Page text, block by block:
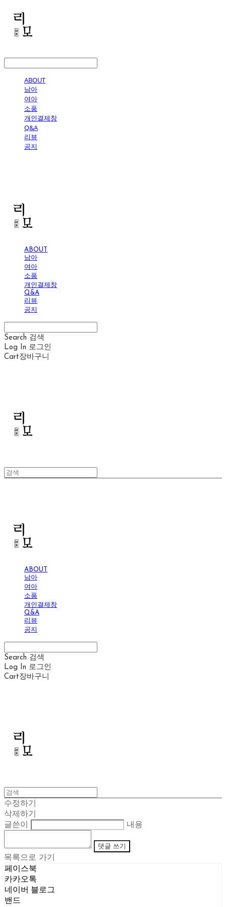
ABOUT
남아
여아
소품
개인결제창
Q&A
리뷰
공지
ABOUT
남아
여아
소품
개인결제창
Q&A
리뷰
공지
Search 검색
Log In 로그인
Cart장바구니
ABOUT
남아
여아
소품
개인결제창
Q&A
리뷰
공지
Search 검색
Log In 로그인
Cart장바구니
수정하기
삭제하기
글쓴이
내용
댓글 쓰기
목록으로 가기
페이스북
카카오톡
네이버 블로그
밴드